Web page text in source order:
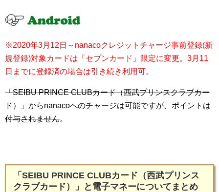
※2020年3月12日～nanacoクレジットチャージ事前登録(新
規登録)対象カードは「セブンカード」限定に変更。3月11
日までに登録済の場合は引き続き利用可。
「SEIBU PRINCE CLUBカード（西武プリンスクラブカー
ド）」からnanacoへのチャージは可能ですが、ポイントは
付与されません。
「SEIBU PRINCE CLUBカード（西武プリンス
クラブカード）」と電子マネーについてまとめ